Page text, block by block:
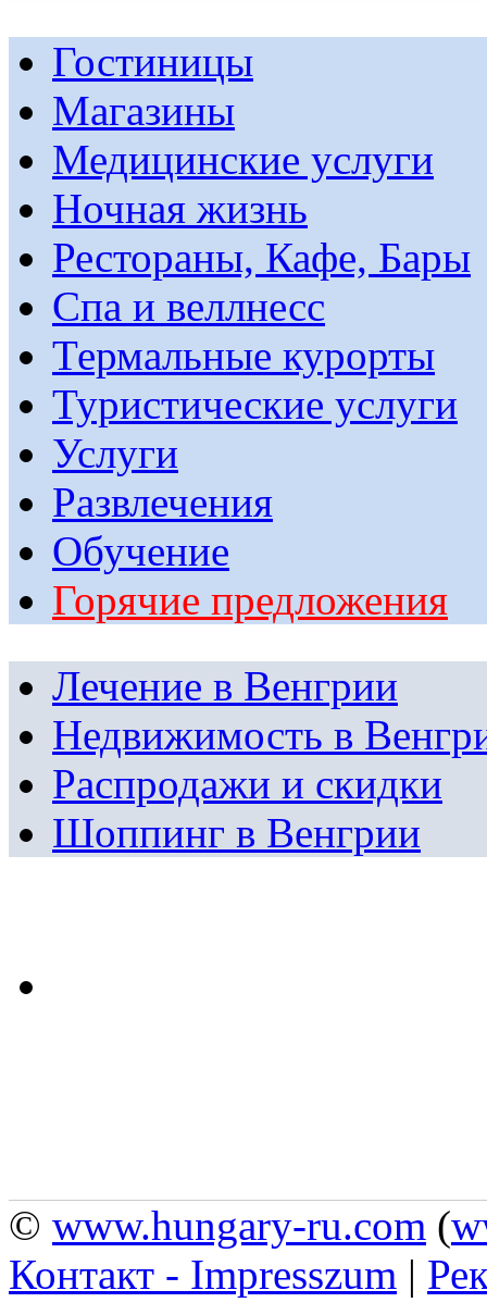
Гостиницы
Магазины
Медицинские услуги
Ночная жизнь
Рестораны, Кафе, Бары
Спа и веллнесс
Термальные курорты
Туристические услуги
Услуги
Развлечения
Обучение
Горячие предложения
Лечение в Венгрии
Недвижимость в
Распродажи и скидки
Шоппинг в Венгрии
© www.hungary-ru.com (
Контакт - Impresszum |